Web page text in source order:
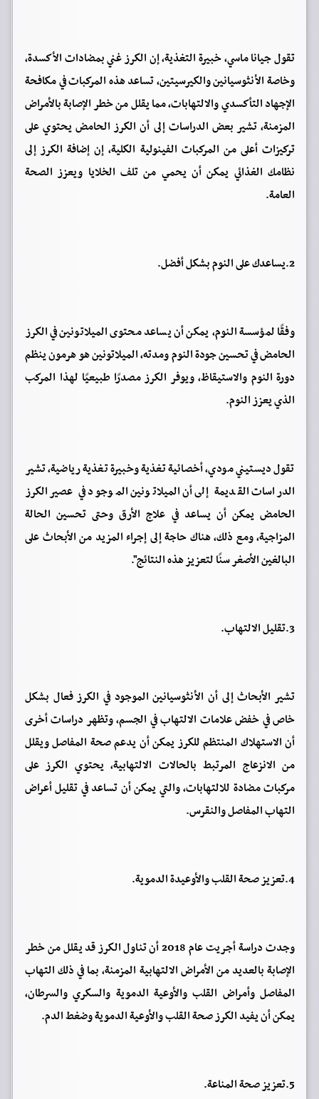
تقول جيانا ماسي، خبيرة التغذية، إن الكرز غني بمضادات الأكسدة،
وخاصة الأنثوسيانين والكيرسيتين، تساعد هذه المركبات في مكافحة
الإجهاد التأكسدي والالتهابات، مما يقلل من خطر الإصابة بالأمراض
المزمنة، تشير بعض الدراسات إلى أن الكرز الحامض يحتوي على
تركيزات أعلى من المركبات الفينولية الكلية، إن إضافة الكرز إلى
نظامك الغذائي يمكن أن يحمي من تلف الخلايا ويعزز الصحة
العامة.
2.يساعدك على النوم بشكل أفضل.
وفقًا لمؤسسة النوم، يمكن أن يساعد محتوى الميلاتونين في الكرز
الحامض في تحسين جودة النوم ومدته، الميلاتونين هو هرمون ينظم
دورة النوم والاستيقاظ، ويوفر الكرز مصدرًا طبيعيًا لهذا المركب
الذي يعزز النوم.
تقول ديستيني مودي، أخصائية تغذية وخبيرة تغذية رياضية، تشير
الدراسات القديمة إلى أن الميلاتونين الموجود في عصير الكرز
الحامض يمكن أن يساعد في علاج الأرق وحتى تحسين الحالة
المزاجية، ومع ذلك، هناك حاجة إلى إجراء المزيد من الأبحاث على
البالغين الأصغر سنًا لتعزيز هذه النتائج".
3.تقليل الالتهاب.
تشير الأبحاث إلى أن الأنثوسيانين الموجود في الكرز فعال بشكل
خاص في خفض علامات الالتهاب في الجسم، وتظهر دراسات أخرى
أن الاستهلاك المنتظم للكرز يمكن أن يدعم صحة المفاصل ويقلل
من الانزعاج المرتبط بالحالات الالتهابية، يحتوي الكرز على
مركبات مضادة للالتهابات، والتي يمكن أن تساعد في تقليل أعراض
التهاب المفاصل والنقرس.
4.تعزيز صحة القلب والأوعيدة الدموية.
وجدت دراسة أجريت عام 2018 أن تناول الكرز قد يقلل من خطر
الإصابة بالعديد من الأمراض الالتهابية المزمنة، بما في ذلك التهاب
المفاصل وأمراض القلب والأوعية الدموية والسكري والسرطان،
يمكن أن يفيد الكرز صحة القلب والأوعية الدموية وضغط الدم.
5.تعزيز صحة المناعة.